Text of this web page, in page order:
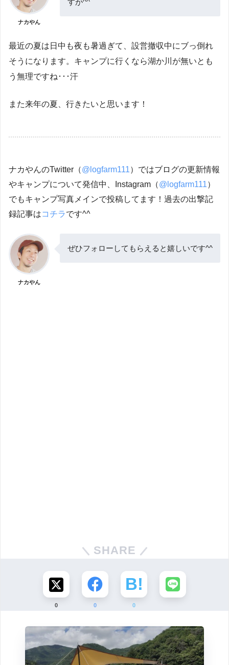
ナカやん
最近の夏は日中も夜も暑過ぎて、設営撤収中にブっ倒れ
そうになります。キャンプに行くなら湖か川が無いとも
う無理ですね･･･汗
また来年の夏、行きたいと思います！
ナカやんのTwitter（@logfarm111）ではブログの更新情報
やキャンプについて発信中、Instagram（@logfarm111）
でもキャンプ写真メインで投稿してます！過去の出撃記
録記事はコチラです^^
ナカやん
ぜひフォローしてもらえると嬉しいです^^
SHARE
0 0 0